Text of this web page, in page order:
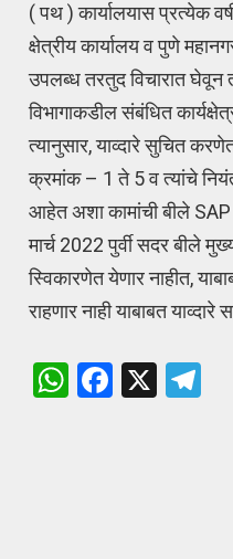
( पथ ) कार्यालयास प्रत्येक
क्षेत्रीय कार्यालय व पुणे
उपलब्ध तरतुद विचारात घेवून
विभागाकडील संबंधित
त्यानुसार, याव्दारे सुचित
क्रमांक – 1 ते 5 व त्यांचे
आहेत अशा कामांची बीले
मार्च 2022 पुर्वी सदर बीले
स्विकारणेत येणार नाहीत,
राहणार नाही याबाबत
W F
X